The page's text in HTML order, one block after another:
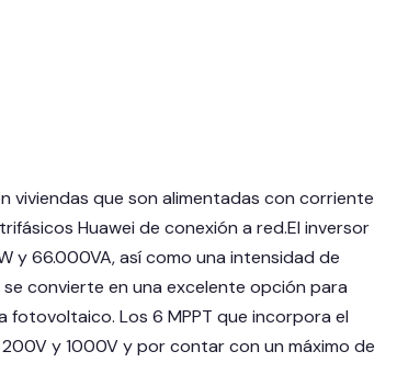
viviendas que son alimentadas con corriente
Huawei de conexión a red.El inversor
y 66.000VA, así como una intensidad de
convierte en una excelente opción para
Los 6 MPPT que incorpora el
y 1000V y por contar con un máximo de